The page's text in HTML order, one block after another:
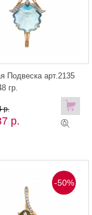
Подвеска арт.2135
гр.
р.
р.
-50%